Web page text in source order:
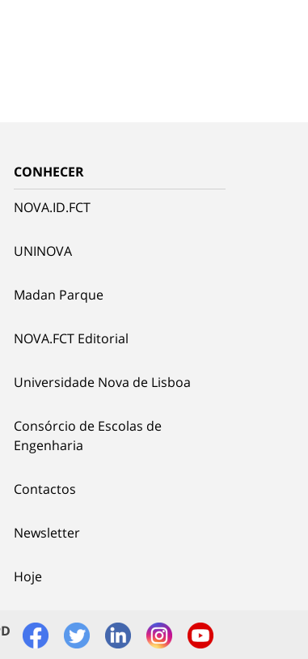
CONHECER
NOVA.ID.FCT
UNINOVA
Madan Parque
NOVA.FCT Editorial
Universidade Nova de Lisboa
Consórcio de Escolas de
Engenharia
Contactos
Newsletter
Hoje